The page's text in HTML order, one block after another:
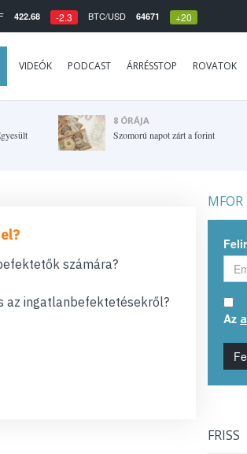
422.68 -2.3 BTC/USD 64671 +20
VIDEÓK PODCAST ÁRRÉSSTOP ROVATOK
8 ÓRÁJA
Szomorú napot zárt a forint
számára?
az ingatlanbefektetésekről?
MFOR
Az
FRISS